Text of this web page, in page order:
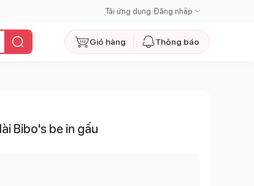
Tải ứng dụng Đăng nhập
Giỏ hàng Thông báo
Bibo's be in gấu